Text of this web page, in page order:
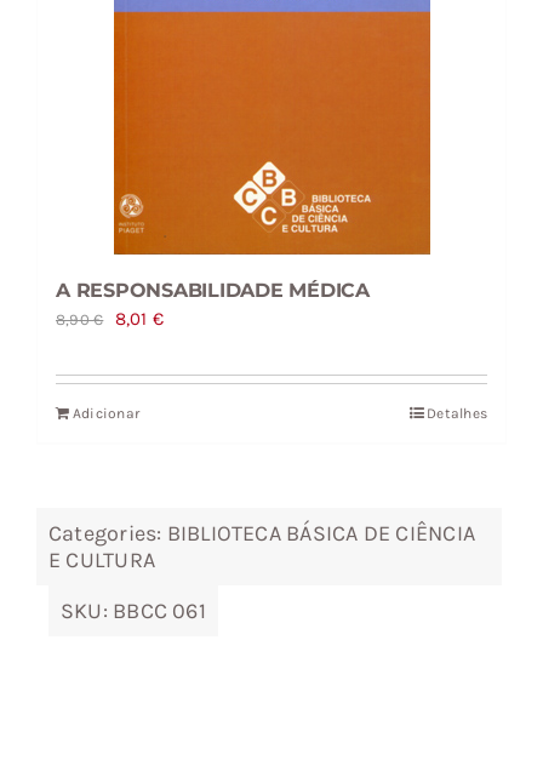
A RESPONSABILIDADE MÉDICA
8,90€
O
original
era:
8,01 €O
atual
Adicionar Detalhes
Categories: BIBLIOTECA BÁSICA DE CIÊNCIA
E CULTURA
SKU: BBCC 061